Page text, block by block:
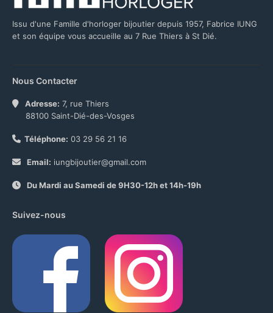
Issu d'une Famille d'horloger bijoutier depuis 1957, Fabrice IUNG
et son équipe vous accueille au 7 Rue Thiers à St Dié.
Nous Contacter
Adresse: 7, rue Thiers
88100 Saint-Dié-des-Vosges
Téléphone: 03 29 56 21 16
Email: iungbijoutier@gmail.com
Du Mardi au Samedi de 9H30-12h et 14h-19h
Suivez-nous